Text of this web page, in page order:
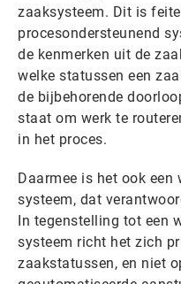
zaaksysteem. Dit is
procesondersteunend
de kenmerken uit de
welke statussen een
de bijbehorende
staat om werk te
in het proces.
Daarmee is het ook
systeem, dat
In tegenstelling tot een
systeem richt het zich
zaakstatussen, en niet